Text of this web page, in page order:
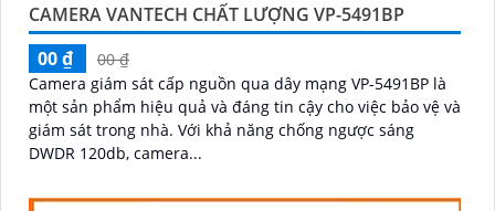
CAMERA VANTECH CHẤT LƯỢNG VP-5491BP
00 ₫
00 ₫
Camera giám sát cấp nguồn qua dây mạng VP-5491BP là
một sản phẩm hiệu quả và đáng tin cậy cho việc bảo vệ và
giám sát trong nhà. Với khả năng chống ngược sáng
DWDR 120db, camera...